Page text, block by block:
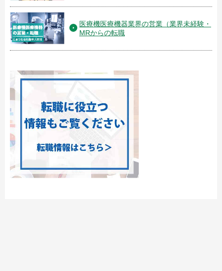
医療機医療機器業界の営業（業界未経験・
MRからの転職